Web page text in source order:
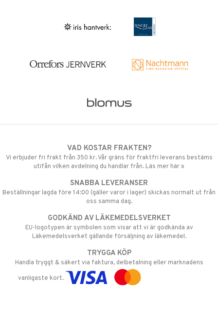
VAD KOSTAR FRAKTEN?
Vi erbjuder fri frakt från 350 kr. Vår gräns för fraktfri leverans bestäms
utifån vilken avdelning du handlar från. Läs mer här »
SNABBA LEVERANSER
Beställningar lagda före 14:00 (gäller varor i lager) skickas normalt ut från
oss samma dag.
GODKÄND AV LÄKEMEDELSVERKET
EU-logotypen är symbolen som visar att vi är godkända av
Läkemedelsverket gällande försäljning av läkemedel.
TRYGGA KÖP
Handla tryggt & säkert via faktura, delbetalning eller marknadens
vanligaste kort.